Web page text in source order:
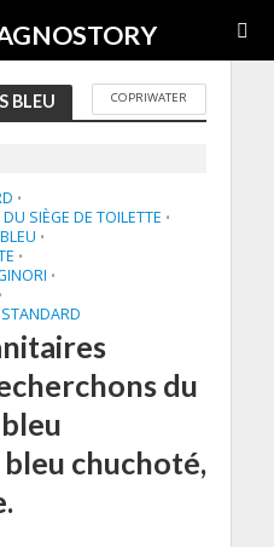
BLEU COPRIWATER
•
SIÈGE DE TOILETTE •
•
•
•
•
du
chuchoté,